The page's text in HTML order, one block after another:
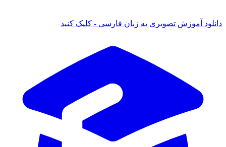
آموزش تصویری به زبان فارسی - کلیک کنید